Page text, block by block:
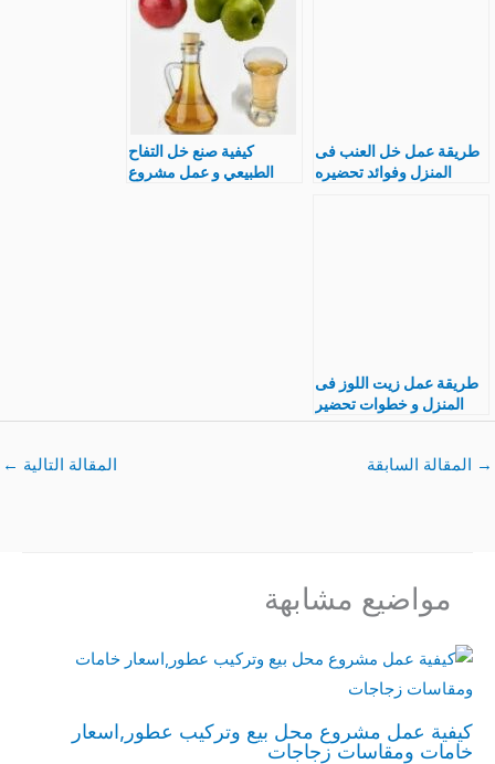
طريقة عمل خل العنب فى
المنزل وفوائد تحضيره
كيفية صنع خل التفاح
الطبيعي و عمل مشروع
طريقة عمل زيت اللوز فى
المنزل و خطوات تحضير
منتج مشروع نقى مائة
→ المقالة السابقة المقالة التالية ←
مواضيع مشابهة
كيفية عمل مشروع محل بيع وتركيب عطور,اسعار
خامات ومقاسات زجاجات